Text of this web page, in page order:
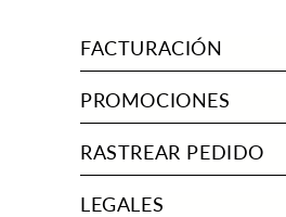
FACTURACIÓN
PROMOCIONES
RASTREAR PEDIDO
LEGALES